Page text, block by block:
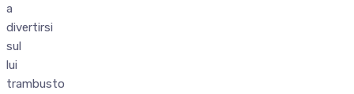
a
divertirsi
sul
lui
trambusto